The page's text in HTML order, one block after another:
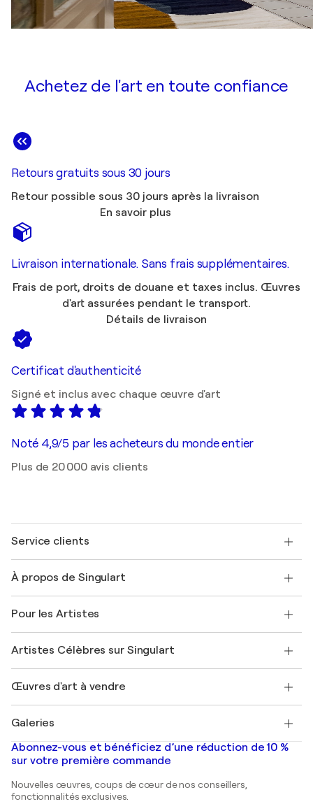
Achetez de l'art en toute confiance
Retours gratuits sous 30 jours
Retour possible sous 30 jours après la livraison
En savoir plus
Livraison internationale. Sans frais supplémentaires.
Frais de port, droits de douane et taxes inclus. Œuvres
d'art assurées pendant le transport.
Détails de livraison
Certificat d'authenticité
Signé et inclus avec chaque œuvre d'art
Noté 4,9/5 par les acheteurs du monde entier
Plus de 20 000 avis clients
Service clients
Expédition
Offrir une carte cadeau
Rejoignez notre programme commercial
Mon compte
+33 1 76 44 06 42
À propos de Singulart
FAQ
Magazine Singulart
Emplois
Découvrez une sélection d'art original
Pour les Artistes
Se connecter en tant qu'Artiste
Artistes Célèbres sur Singulart
Marc Chagall
Banksy
Mr. Brainwash
Shepard Fairey
Œuvres d'art à vendre
Tableaux abstraits à vendre
Peintures de paysage
Estampes
Peintures acryliques
Galeries
Galeries d'art en France
Galeries d'art en Belgique
Abonnez-vous et bénéficiez d’une réduction de 10 %
sur votre première commande
Nouvelles œuvres, coups de cœur de nos conseillers,
fonctionnalités exclusives.